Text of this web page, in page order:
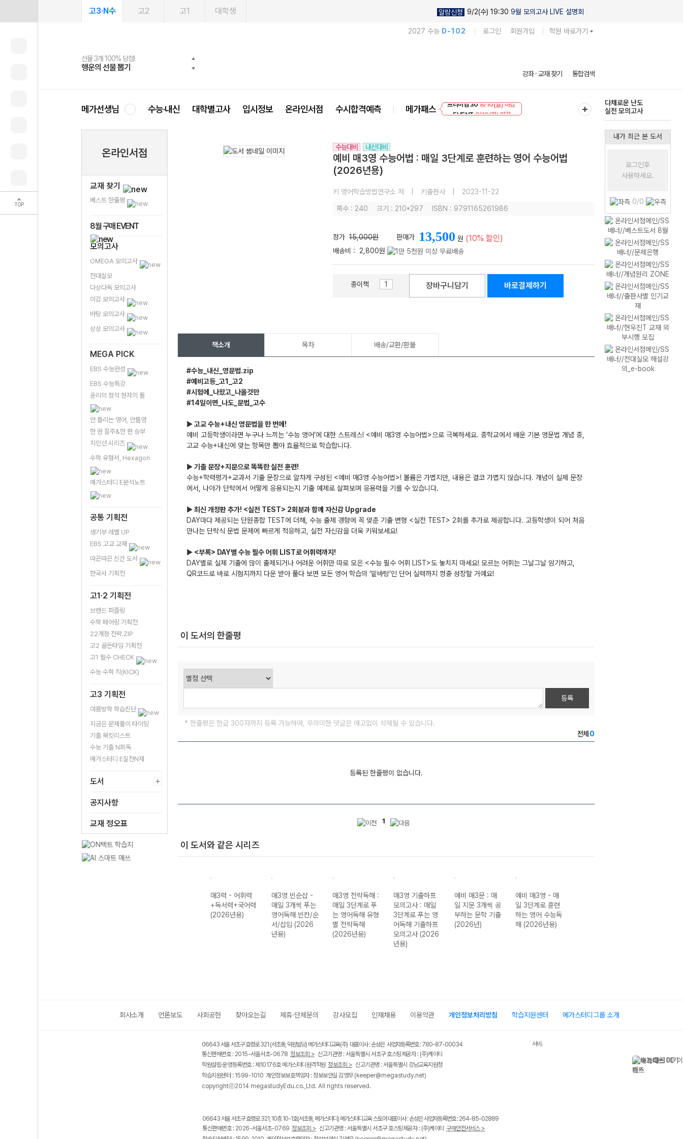
TOP
고3·N수 고2 고1 대학생 알람신청 9/2(수) 19:30 9월 모의고사 LIVE 설명회
2027 수능 D-102 로그인 회원가입 학원 바로가기
선물 3개 100% 당첨!
행운의 선물 뽑기
선물 100% 증정!
메가스터디 X 올리브
여름방학 스터디 캐시백
메가런 썸머스쿨
2027 러셀 단과
강사 공개선발
스마트러닝앱
설문 EVENT
메가패스
3일 무료 체험권
메가패스 수강생 무료혜택!
메가클럽 멤버십
사회공헌 캠페인
희망이룸 메가나눔
강좌 · 교재 찾기 통합검색
메가선생님 수능·내신 대학별고사 입시정보 온라인서점 수시합격예측 메가패스
EVENT 8/10(월) 마감
다채로운 난도
실전 모의고사
온라인서점
교재 찾기
베스트 한줄평
8월 구매 EVENT
모의고사
OMEGA 모의고사
전대실모
다상다독 모의고사
이감 모의고사
바탕 모의고사
상상 모의고사
MEGA PICK
EBS 수능완성
EBS 수능특강
윤리의 정석 현자의 돌
안 틀리는 영어, 안틀영
한 권 질주&한 판 승부
지인선 시리즈
수학 유형서, Hexagon
메가스터디 E분석노트
공통 기획전
생기부 레벨 UP
EBS 고교 교재
따끈따끈 신간 도서
한국사 기획전
고1·2 기획전
브랜드 퍼즐링
수학 페어링 기획전
22개정 전략.ZIP
고2 골든타임 기획전
고1 필수 CHECK
수능 수학 킥(KICK)
고3 기획전
여름방학 학습진단
지금은 문제풀이 타이밍
기출 북킷리스트
수능 기출 N회독
메가스터디 E실전N제
도서
공지사항
교재 정오표
수능대비 내신대비
예비 매3영 수능어법 : 매일 3단계로 훈련하는 영어 수능어법
(2026년용)
키 영어학습방법연구소 저 키출판사 2023-11-22
쪽수 : 240 크기 : 210*297 ISBN : 9791165261986
정가 15,000원 판매가 13,500 원 (10% 할인)
배송비 : 2,800원
종이책 장바구니담기 바로결제하기
책소개 목차 배송/교환/환불
#수능_내신_영문법.zip
#예비고등_고1_고2
#시험에_나왔고_나올것만
#14일이면_나도_문법_고수
▶고교 수능+내신 영문법을 한 번에!
예비 고등학생이라면 누구나 느끼는 ‘수능 영어’에 대한 스트레스! <예비 매3영 수능어법>으로 극복하세요. 중학교에서 배운 기본 영문법 개념 중,
고교 수능+내신에 맞는 항목만 뽑아 효율적으로 학습합니다.
▶기출 문장+지문으로 똑똑한 실전 훈련!
수능+학력평가+교과서 기출 문장으로 알차게 구성된 <예비 매3영 수능어법>! 볼륨은 가볍지만, 내용은 결코 가볍지 않습니다. 개념이 실제 문장
에서, 나아가 단락에서 어떻게 응용되는지 기출 예제로 살펴보며 응용력을 기를 수 있습니다.
▶최신 개정판 추가! <실전 TEST> 2회분과 함께 자신감 Upgrade
DAY마다 제공되는 단원종합 TEST에 더해, 수능 출제 경향에 꼭 맞춘 기출 변형 <실전 TEST> 2회를 추가로 제공합니다. 고등학생이 되어 처음
만나는 단락식 문법 문제에 빠르게 적응하고, 실전 자신감을 더욱 키워보세요!
▶ <부록> DAY별 수능 필수 어휘 LIST로 어휘력까지!
DAY별로 실제 기출에 많이 출제되거나 어려운 어휘만 따로 모은 <수능 필수 어휘 LIST>도 놓치지 마세요! 모르는 어휘는 그날그날 암기하고,
QR코드로 바로 시험지까지 다운 받아 풀다 보면 모든 영어 학습의 ‘밑바탕’인 단어 실력까지 껑충 성장할 거예요!
이 도서의 한줄평
등록
* 한줄평은 한글 300자까지 등록 가능하며, 무의미한 댓글은 예고없이 삭제될 수 있습니다.
전체 0
등록된 한줄평이 없습니다.
1
이 도서와 같은 시리즈
매3력 - 어휘력
+독서력+국어력
(2026년용)
매3영 빈순삽 -
매일 3개씩 푸는
영어독해 빈칸/순
서/삽입 (2026
년용)
매3영 전략독해 :
매일 3단계로 푸
는 영어독해 유형
별 전략독해
(2026년용)
매3영 기출하프
모의고사 : 매일
3단계로 푸는 영
어독해 기출하프
모의고사 (2026
년용)
예비 매3문 : 매
일 지문 3개씩 공
부하는 문학 기출
(2026년)
예비 매3영 - 매
일 3단계로 훈련
하는 영어 수능독
해 (2026년용)
내가 최근 본 도서
로그인후
사용하세요.
0/0
회사소개 언론보도 사회공헌 찾아오는길 제휴·단체문의 강사모집 인재채용 이용약관 개인정보처리방침 학습지원센터 메가스터디그룹 소개
06643 서울 서초구 효령로 321 (서초동, 덕원빌딩) 메가스터디교육(주) 대표이사 : 손성은 사업자등록번호 : 780-87-00034
통신판매번호 : 2015-서울서초-0678 정보조회 > 신고기관명 : 서울특별시 서초구 호스팅제공자 : (주)케이티
학원설립·운영등록번호 : 제10176호 메가스터디원격학원 정보조회 > 신고기관명 : 서울특별시 강남교육지원청
학습지원센터 : 1599-1010 개인정보보호책임자 : 정보보안실 김영무(keeper@megastudy.net)
copyrightⓒ2014 megastudyEdu.co.,Ltd. All rights reserved.
서비스 가입사실 확인
06643 서울 서초구 효령로 321, 10층 10-1호(서초동, 메가스터디) 메가스터디교육 스토어 대표이사 : 손성은 사업자등록번호 : 264-85-02889
통신판매번호 : 2026-서울서초-0769 정보조회 > 신고기관명 : 서울특별시 서초구 호스팅제공자 : (주)케이티 구매안전서비스 >